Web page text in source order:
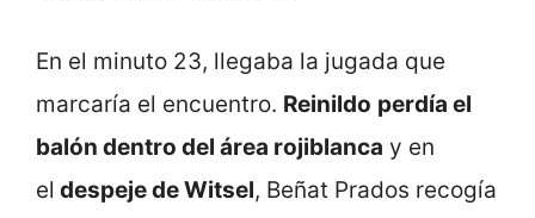
En el minuto 23, llegaba la jugada que
marcaría el encuentro. Reinildo perdía el
balón dentro del área rojiblanca y en
el despeje de Witsel, Beñat Prados recogía